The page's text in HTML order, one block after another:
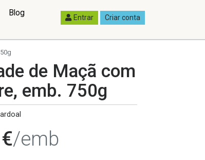
Blog Entrar Criar conta
de Maçã com
emb. 750g
/emb